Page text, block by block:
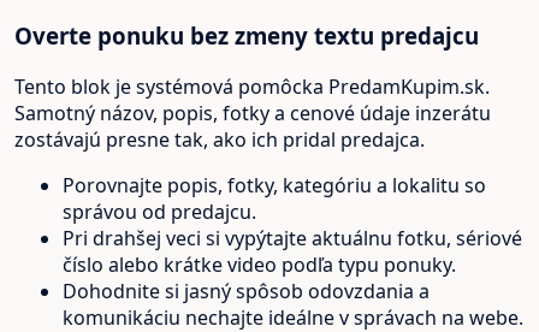
Overte ponuku bez zmeny textu predajcu
Tento blok je systémová pomôcka PredamKupim.sk.
Samotný názov, popis, fotky a cenové údaje inzerátu
zostávajú presne tak, ako ich pridal predajca.
Porovnajte popis, fotky, kategóriu a lokalitu so
správou od predajcu.
Pri drahšej veci si vypýtajte aktuálnu fotku, sériové
číslo alebo krátke video podľa typu ponuky.
Dohodnite si jasný spôsob odovzdania a
komunikáciu nechajte ideálne v správach na webe.